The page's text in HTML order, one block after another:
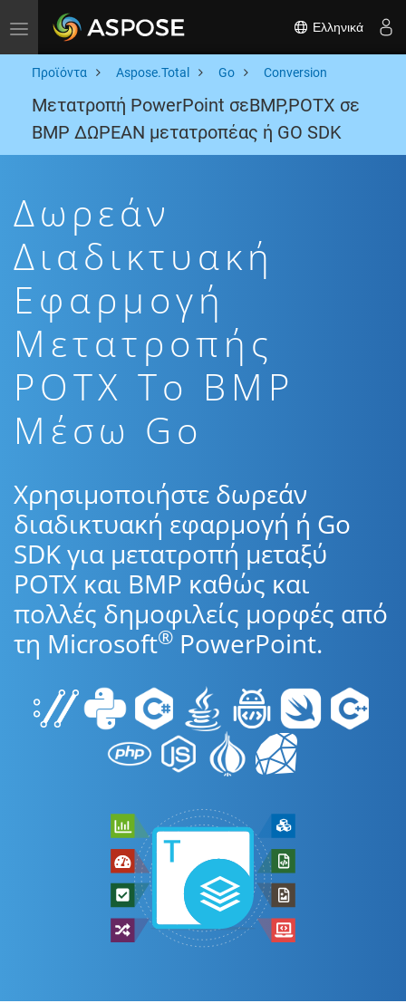
Toggle navigation Ελληνικά
Προϊόντα Aspose.Total Go Conversion
Μετατροπή PowerPoint σεBMP,POTX σε
BMP ΔΩΡΕΑΝ μετατροπέας ή GO SDK
Δωρεάν
Διαδικτυακή
Εφαρμογή
Μετατροπής
POTX To BMP
Μέσω Go
Χρησιμοποιήστε δωρεάν
διαδικτυακή εφαρμογή ή Go
SDK για μετατροπή μεταξύ
POTX και BMP καθώς και
πολλές δημοφιλείς μορφές από
τη Microsoft® PowerPoint.